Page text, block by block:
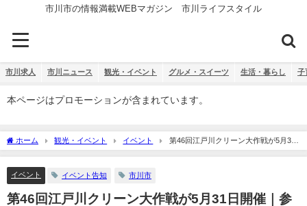
市川市の情報満載WEBマガジン 市川ライフスタイル
市川求人 市川ニュース 観光・イベント グルメ・スイーツ 生活・暮らし 子
本ページはプロモーションが含まれています。
ホーム 観光・イベント イベント
第46回江戸川クリーン大作戦が5月31
日開催｜参加者にICHICO100ポイント付与
イベント イベント告知 市川市
第46回江戸川クリーン大作戦が5月31日開催｜参